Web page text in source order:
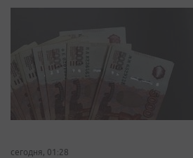
сегодня, 01:28